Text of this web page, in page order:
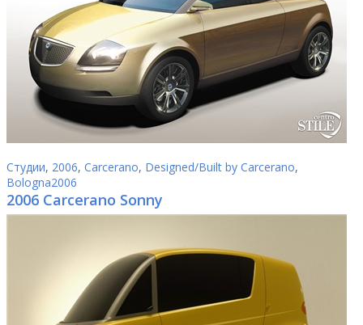
Студии, 2006, Carcerano, Designed/Built by Carcerano,
Bologna2006
2006 Carcerano Sonny